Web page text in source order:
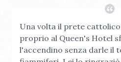
Una volta il prete
proprio al Queen's Hotel
l'accendino senza darle il